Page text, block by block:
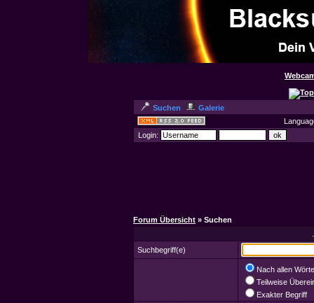
Suchen
Galerie
Login:
Forum Übersicht » Suchen
Suchbegriff(e)
Nach allen
Teilweise
Exakter Begriff